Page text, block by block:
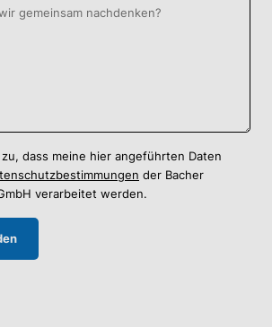
dass meine hier angeführten Daten
der Bacher
verarbeitet werden.